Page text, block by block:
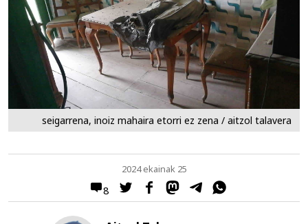
seigarrena, inoiz mahaira etorri ez zena / aitzol talavera
8
2024 ekainak 25